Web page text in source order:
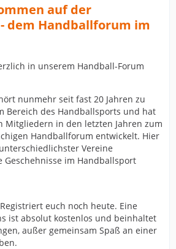
auf der
dem Handballforum im
in unserem Handball-Forum
nunmehr seit fast 20 Jahren zu
Bereich des Handballsports und hat
Mitgliedern in den letzten Jahren zum
Handballforum entwickelt. Hier
Vereine
im Handballsport
euch noch heute. Eine
ist absolut kostenlos und beinhaltet
außer gemeinsam Spaß an einer